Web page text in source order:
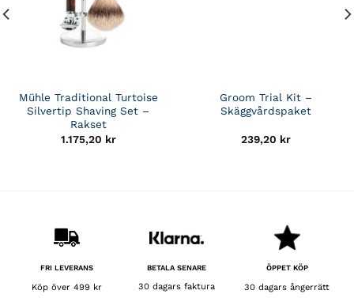
Mühle Traditional Turtoise
Silvertip Shaving Set –
Rakset
1.175,20 kr
Groom Trial Kit –
Skäggvårdspaket
239,20 kr
FRI LEVERANS
Köp över 499 kr
BETALA SENARE
30 dagars faktura
ÖPPET KÖP
30 dagars ångerrätt